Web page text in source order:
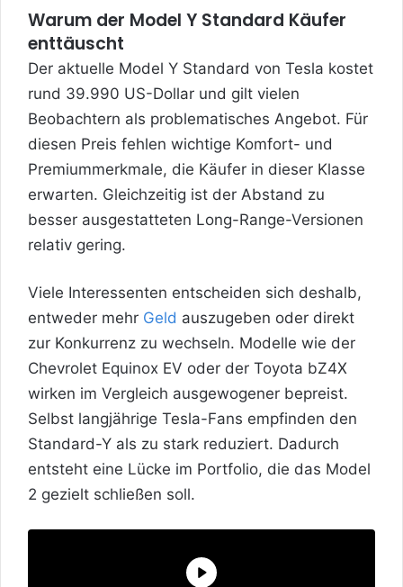
Warum der Model Y Standard Käufer
enttäuscht
Der aktuelle Model Y Standard von Tesla kostet
rund 39.990 US-Dollar und gilt vielen
Beobachtern als problematisches Angebot. Für
diesen Preis fehlen wichtige Komfort- und
Premiummerkmale, die Käufer in dieser Klasse
erwarten. Gleichzeitig ist der Abstand zu
besser ausgestatteten Long-Range-Versionen
relativ gering.
Viele Interessenten entscheiden sich deshalb,
entweder mehr Geld auszugeben oder direkt
zur Konkurrenz zu wechseln. Modelle wie der
Chevrolet Equinox EV oder der Toyota bZ4X
wirken im Vergleich ausgewogener bepreist.
Selbst langjährige Tesla-Fans empfinden den
Standard-Y als zu stark reduziert. Dadurch
entsteht eine Lücke im Portfolio, die das Model
2 gezielt schließen soll.